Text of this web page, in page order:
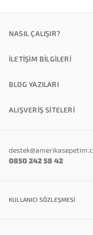
NASIL ÇALIŞIR?
İLETİŞİM BİLGİLERİ
BLOG YAZILARI
ALIŞVERİŞ SİTELERİ
0850 242 58 42
KULLANICI SÖZLEŞMESI